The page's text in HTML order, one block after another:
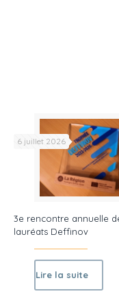
6 juillet 2026
3e rencontre annuelle
lauréats Deffinov
Lire la suite